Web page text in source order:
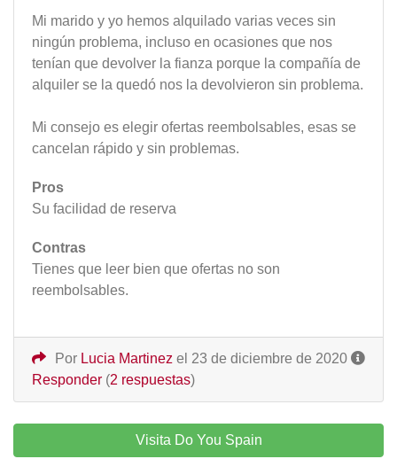
Mi marido y yo hemos alquilado varias veces sin
ningún problema, incluso en ocasiones que nos
tenían que devolver la fianza porque la compañía de
alquiler se la quedó nos la devolvieron sin problema.
Mi consejo es elegir ofertas reembolsables, esas se
cancelan rápido y sin problemas.
Pros
Su facilidad de reserva
Contras
Tienes que leer bien que ofertas no son
reembolsables.
Por Lucia Martinez el 23 de diciembre de 2020
Responder (2 respuestas)
Visita Do You Spain